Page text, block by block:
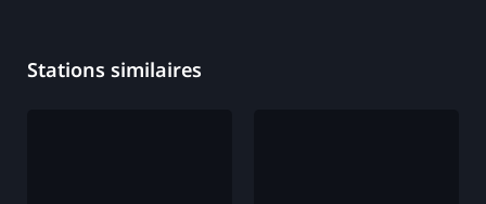
Stations similaires